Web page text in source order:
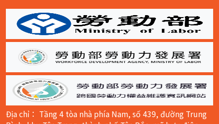
Địa chỉ： Tầng 4 tòa nhà phía Nam, số 439, đường Trung